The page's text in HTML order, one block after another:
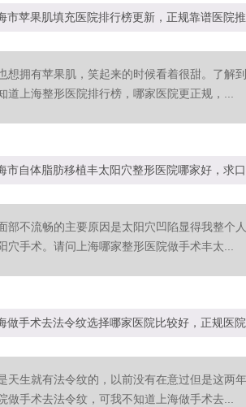
市苹果肌填充医院排行榜更新，正规靠谱医院
想拥有苹果肌，笑起来的时候看着很甜。了解
道上海整形医院排行榜，哪家医院更正规，...
市自体脂肪移植丰太阳穴整形医院哪家好，求
部不流畅的主要原因是太阳穴凹陷显得我整个
穴手术。请问上海哪家整形医院做手术丰太...
做手术去法令纹选择哪家医院比较好，正规医
天生就有法令纹的，以前没有在意过但是这两
做手术去法令纹，可我不知道上海做手术去...